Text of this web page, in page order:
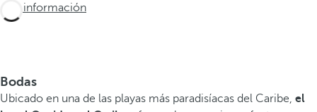
Más información
Bodas
Ubicado en una de las playas más paradisíacas del Caribe, el